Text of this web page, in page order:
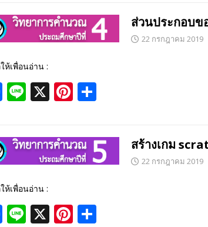
o
k
ส่วนประกอบข
22 กรกฎาคม 2019
ห้เพื่อนอ่าน :
F
b
o
o
k
Li X Pi
e
st
e สร้างเกม
22 กรกฎาคม 2019
ห้เพื่อนอ่าน :
F Li X Pi